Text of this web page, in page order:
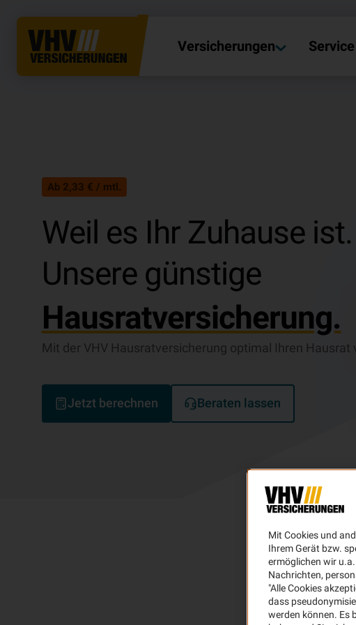
Versicherungen
Ab 2,33 € / mtl.
Weil es Ihr Zuhause ist.
Unsere günstige
Hausratversicherung.
Mit der VHV Hausratversicherung optimal Ihren Hausrat
Jetzt berechnen Beraten lassen
Mit Cookies und
Ihrem Gerät bzw.
ermöglichen wir
Nachrichten,
"Alle Cookies
dass
werden können. Es